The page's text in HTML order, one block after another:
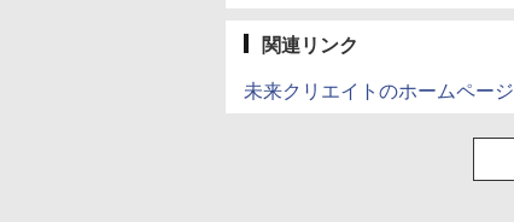
関連リンク
未来クリエイトのホームページ